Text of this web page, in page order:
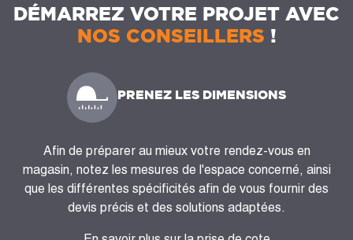
DÉMARREZ VOTRE PROJET AVEC
NOS CONSEILLERS !
PRENEZ LES DIMENSIONS
Afin de préparer au mieux votre rendez-vous en
magasin, notez les mesures de l'espace concerné, ainsi
que les différentes spécificités afin de vous fournir des
devis précis et des solutions adaptées.